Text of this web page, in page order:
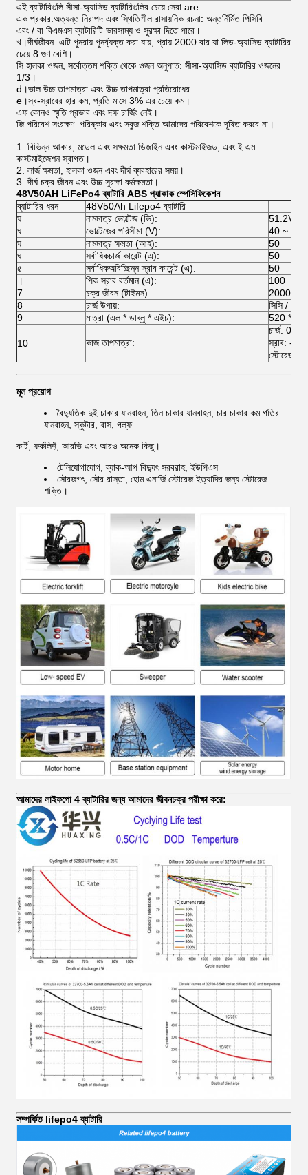
এই ব্যাটারিগুলি সীসা-অ্যাসিড ব্যাটারিগুলির চেয়ে সেরা are
এক প্রকার.অত্যন্ত নিরাপদ এবং স্থিতিশীল রাসায়নিক রচনা: অন্তর্নির্মিত পিসিবি
এবং / বা বিএমএস ব্যাটারিটি ভারসাম্য ও সুরক্ষা দিতে পারে।
খ।দীর্ঘজীবন: এটি পুনরায় পুনর্ব্যক্ত করা যায়, প্রায় 2000 বার যা লিড-অ্যাসিড ব্যাটারির
চেয়ে 8 গুণ বেশি।
সি হালকা ওজন, সর্বোত্তম শক্তি থেকে ওজন অনুপাত: সীসা-অ্যাসিড ব্যাটারির ওজনের
1/3।
d।ভাল উচ্চ তাপমাত্রা এবং উচ্চ তাপমাত্রা প্রতিরোধের
e।স্ব-স্রাবের হার কম, প্রতি মাসে 3% এর চেয়ে কম।
এফ কোনও স্মৃতি প্রভাব এবং দক্ষ চার্জিং নেই।
জি পরিবেশ সংরক্ষণ: পরিষ্কার এবং সবুজ শক্তি আমাদের পরিবেশকে দূষিত করবে না।
1. বিভিন্ন আকার, মডেল এবং সক্ষমতা ডিজাইন এবং কাস্টমাইজড, এবং ই এম
কাস্টমাইজেশন স্বাগত।
2. লার্জ ক্ষমতা, হালকা ওজন এবং দীর্ঘ ব্যবহারের সময়।
3. দীর্ঘ চক্র জীবন এবং উচ্চ সুরক্ষা কর্মক্ষমতা।
48V50AH LiFePo4 ব্যাটারি ABS প্যাকাক স্পেসিফিকেশন
ব্যাটারির ধরন
48V50Ah Lifepo4 ব্যাটারি
ঘ
নামমাত্র ভোল্টেজ (ভি):
51.2V
ঘ
ভোল্টেজের পরিসীমা (V):
40 ~
ঘ
নামমাত্র ক্ষমতা (আহ):
50
ঘ
সর্বাধিকচার্জ কারেন্ট (এ):
50
৫
সর্বাধিকঅবিচ্ছিন্ন স্রাব কারেন্ট (এ):
50
।
পিক স্রাব বর্তমান (এ):
100
7
চক্র জীবন (টাইমস):
2000
8
চার্জ উপায়:
সিসি / সিভি
9
মাত্রা (এল * ডাব্লু * এইচ): 520 *
10 কাজ তাপমাত্রা:
চার্জ: 0
স্রাব: -
স্টোরেজ:
মূল প্রয়োগ
বৈদ্যুতিক দুই চাকার যানবাহন, তিন চাকার যানবাহন, চার চাকার কম গতির
যানবাহন, স্কুটার, বাস, গল্ফ
কার্ট, ফর্কলিফ্ট, আরভি এবং আরও অনেক কিছু।
টেলিযোগাযোগ, ব্যাক-আপ বিদ্যুৎ সরবরাহ, ইউপিএস
সৌরজগৎ, সৌর রাস্তা, হোম এনার্জি স্টোরেজ ইত্যাদির জন্য স্টোরেজ
শক্তি।
আমাদের লাইফপো 4 ব্যাটারির জন্য আমাদের জীবনচক্র পরীক্ষা করে:
সম্পর্কিত lifepo4 ব্যাটারি